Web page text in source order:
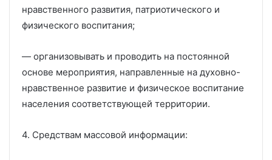
нравственного развития, патриотического и
физического воспитания;
— организовывать и проводить на постоянной
основе мероприятия, направленные на духовно-
нравственное развитие и физическое воспитание
населения соответствующей территории.
4. Средствам массовой информации: